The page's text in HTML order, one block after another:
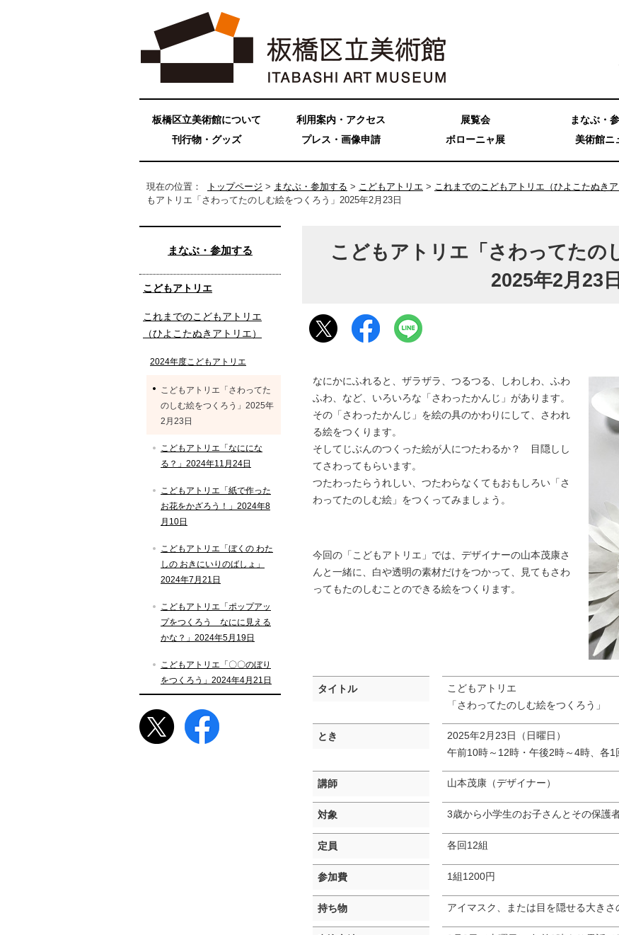
板橋区立美術館について 利用案内・アクセス 展覧会 まなぶ・
刊行物・グッズ
プレス・画像申請 ボローニャ展 美術館ニ
現在の位置： トップページ > まなぶ・参加する > こどもアトリエ > これまでのこどもアトリエ（ひよこたぬきア
もアトリエ「さわってたのしむ絵をつくろう」2025年2月23日
こどもアトリエ「さわってたの
2025年2月23日
なにかにふれると、ザラザラ、つるつる、しわしわ、ふわ
ふわ、など、いろいろな「さわったかんじ」があります。
その「さわったかんじ」を絵の具のかわりにして、さわれ
る絵をつくります。
そしてじぶんのつくった絵が人につたわるか？ 目隠しし
てさわってもらいます。
つたわったらうれしい、つたわらなくてもおもしろい「さ
わってたのしむ絵」をつくってみましょう。
今回の「こどもアトリエ」では、デザイナーの山本茂康さ
んと一緒に、白や透明の素材だけをつかって、見てもさわ
ってもたのしむことのできる絵をつくります。
タイトル
こどもアトリエ
「さわってたのしむ絵をつくろう」
とき
2025年2月23日（日曜日）
午前10時～12時・午後2時～4時、各1
講師 山本茂康（デザイナー）
対象 3歳から小学生のお子さんとその保護
定員 各回12組
参加費 1組1200円
持ち物 アイマスク、または目を隠せる大きさ
まなぶ・参加する
こどもアトリエ
これまでのこどもアトリエ
（ひよこたぬきアトリエ）
2024年度こどもアトリエ
こどもアトリエ「さわってた
のしむ絵をつくろう」2025年
2月23日
こどもアトリエ「なににな
る？」2024年11月24日
こどもアトリエ「紙で作った
お花をかざろう！」2024年8
月10日
こどもアトリエ「ぼくの わた
しの おきにいりのばしょ」
2024年7月21日
こどもアトリエ「ポップアッ
プをつくろう なにに見える
かな？」2024年5月19日
こどもアトリエ「〇〇のぼり
をつくろう」2024年4月21日